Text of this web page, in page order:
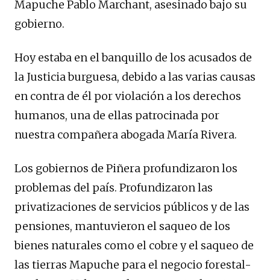
Mapuche Pablo Marchant, asesinado bajo su
gobierno.
Hoy estaba en el banquillo de los acusados de
la Justicia burguesa, debido a las varias causas
en contra de él por violación a los derechos
humanos, una de ellas patrocinada por
nuestra compañera abogada María Rivera.
Los gobiernos de Piñera profundizaron los
problemas del país. Profundizaron las
privatizaciones de servicios públicos y de las
pensiones, mantuvieron el saqueo de los
bienes naturales como el cobre y el saqueo de
las tierras Mapuche para el negocio forestal-